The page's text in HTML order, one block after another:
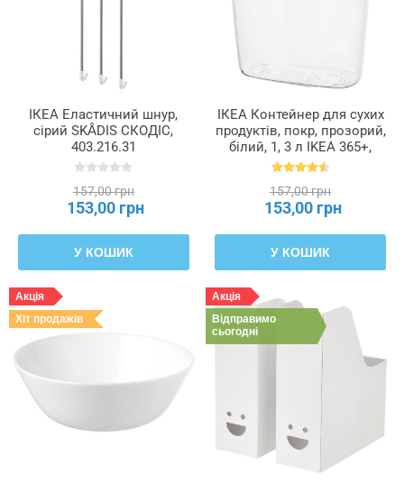
ІКЕА Еластичний шнур,
сірий SKÅDIS СКОДІС,
403.216.31
157,00 грн
153,00 грн
У КОШИК
ІКЕА Контейнер для сухих
продуктів, покр, прозорий,
білий, 1, 3 л IKEA 365+,
800.667.23
157,00 грн
153,00 грн
У КОШИК
Акція
Хіт продажів
Акція
Відправимо
сьогодні